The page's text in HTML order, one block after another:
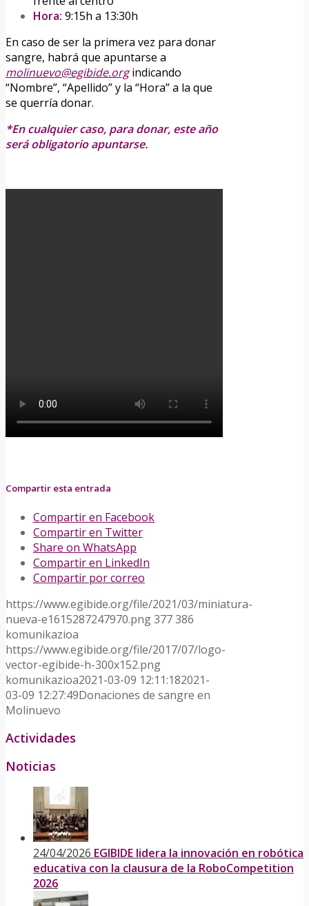
Hora: 9:15h a 13:30h
En caso de ser la primera vez para donar
sangre, habrá que apuntarse a
molinuevo@egibide.orgindicando
“Nombre”, “Apellido” y la “Hora” a la que
se querría donar.
*En cualquier caso, para donar, este año
será obligatorio apuntarse.
Compartir esta entrada
Compartir en Facebook
Compartir en Twitter
Share on WhatsApp
Compartir en LinkedIn
Compartir por correo
https://www.egibide.org/file/2021/03/miniatura-
nueva-e1615287247970.png377386
komunikazioa
https://www.egibide.org/file/2017/07/logo-
vector-egibide-h-300x152.png
komunikazioa2021-03-09 12:11:182021-
03-09 12:27:49Donaciones de sangre en
Molinuevo
Actividades
Noticias
24/04/2026 EGIBIDE lidera la innovación en robótica
educativa con la clausura de la RoboCompetition
2026